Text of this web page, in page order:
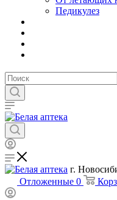
Педикулез
г.
Отложенные 0